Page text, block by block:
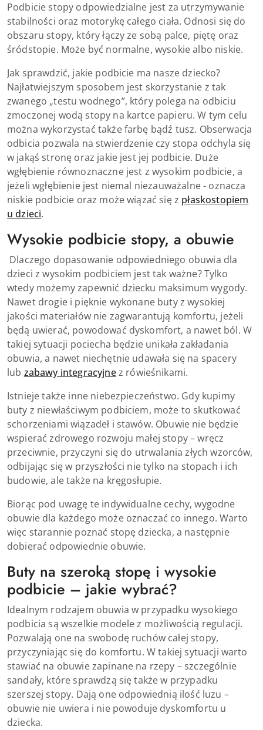
Podbicie stopy odpowiedzialne jest za utrzymywanie
stabilności oraz motorykę całego ciała. Odnosi się do
obszaru stopy, który łączy ze sobą palce, piętę oraz
śródstopie. Może być normalne, wysokie albo niskie.
Jak sprawdzić, jakie podbicie ma nasze dziecko?
Najłatwiejszym sposobem jest skorzystanie z tak
zwanego „testu wodnego”, który polega na odbiciu
zmoczonej wodą stopy na kartce papieru. W tym celu
można wykorzystać także farbę bądź tusz. Obserwacja
odbicia pozwala na stwierdzenie czy stopa odchyla się
w jakąś stronę oraz jakie jest jej podbicie. Duże
wgłębienie równoznaczne jest z wysokim podbicie, a
jeżeli wgłębienie jest niemal niezauważalne - oznacza
niskie podbicie oraz może wiązać się z płaskostopiem
u dzieci.
Wysokie podbicie stopy, a obuwie
Dlaczego dopasowanie odpowiedniego obuwia dla
dzieci z wysokim podbiciem jest tak ważne? Tylko
wtedy możemy zapewnić dziecku maksimum wygody.
Nawet drogie i pięknie wykonane buty z wysokiej
jakości materiałów nie zagwarantują komfortu, jeżeli
będą uwierać, powodować dyskomfort, a nawet ból. W
takiej sytuacji pociecha będzie unikała zakładania
obuwia, a nawet niechętnie udawała się na spacery
lub zabawy integracyjnez rówieśnikami.
Istnieje także inne niebezpieczeństwo. Gdy kupimy
buty z niewłaściwym podbiciem, może to skutkować
schorzeniami wiązadeł i stawów. Obuwie nie będzie
wspierać zdrowego rozwoju małej stopy – wręcz
przeciwnie, przyczyni się do utrwalania złych wzorców,
odbijając się w przyszłości nie tylko na stopach i ich
budowie, ale także na kręgosłupie.
Biorąc pod uwagę te indywidualne cechy, wygodne
obuwie dla każdego może oznaczać co innego. Warto
więc starannie poznać stopę dziecka, a następnie
dobierać odpowiednie obuwie.
Buty na szeroką stopę i wysokie
podbicie – jakie wybrać?
Idealnym rodzajem obuwia w przypadku wysokiego
podbicia są wszelkie modele z możliwością regulacji.
Pozwalają one na swobodę ruchów całej stopy,
przyczyniając się do komfortu. W takiej sytuacji warto
stawiać na obuwie zapinane na rzepy – szczególnie
sandały, które sprawdzą się także w przypadku
szerszej stopy. Dają one odpowiednią ilość luzu –
obuwie nie uwiera i nie powoduje dyskomfortu u
dziecka.